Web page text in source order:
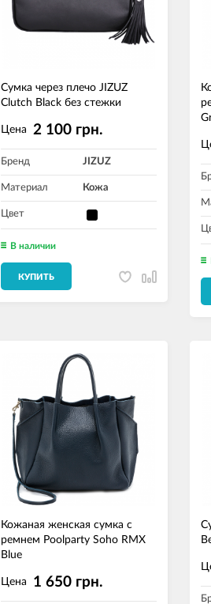
Сумка через плечо JIZUZ
Clutch Black без стежки
Цена 2 100 грн.
Бренд JIZUZ
Материал Кожа
Цвет
В наличии
КУПИТЬ
Кожаная женская сумка с
ремнем Poolparty Soho RMX
Blue
Цена 1 650 грн.